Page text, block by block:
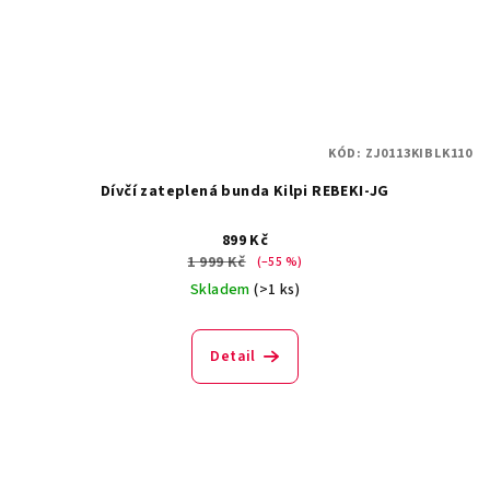
Dívčí zateplená bunda Kilpi REBEKI-JG
899 Kč
1 999 Kč
(–55 %)
Skladem(>1 ks)
Detail
KÓD: ZJ0113KIBLK110